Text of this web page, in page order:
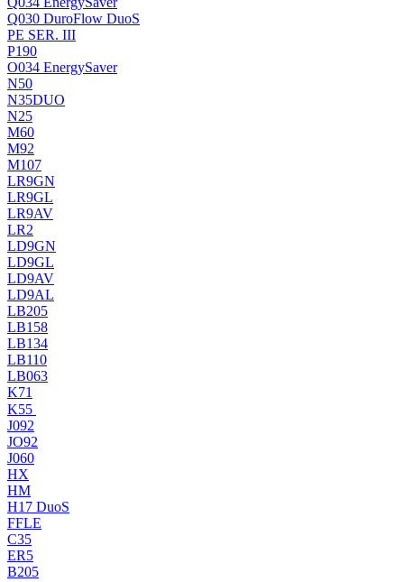
Q030 DuroFlow DuoS
PE SER. III
P190
O034 EnergySaver
N50
N35DUO
N25
M60
M92
M107
LR9GN
LR9GL
LR9AV
LR2
LD9GN
LD9GL
LD9AV
LD9AL
LB205
LB158
LB134
LB110
LB063
K71
K55
J092
JO92
J060
HX
HM
H17 DuoS
FFLE
C35
ER5
B205